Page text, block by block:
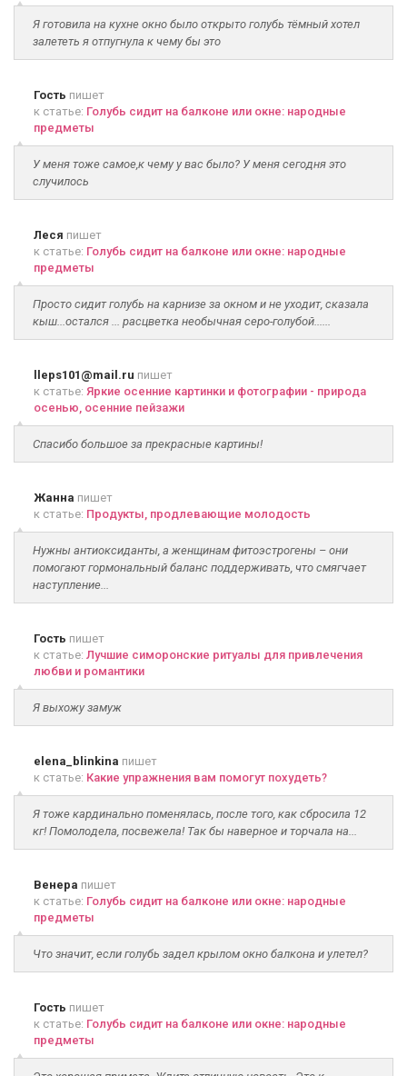
Я готовила на кухне окно было открыто голубь тёмный хотел
залететь я отпугнула к чему бы это
Гость пишет
к статье: Голубь сидит на балконе или окне: народные
предметы
У меня тоже самое,к чему у вас было? У меня сегодня это
случилось
Леся пишет
к статье: Голубь сидит на балконе или окне: народные
предметы
Просто сидит голубь на карнизе за окном и не уходит, сказала
кыш...остался ... расцветка необычная серо-голубой......
lleps101@mail.ru пишет
к статье: Яркие осенние картинки и фотографии - природа
осенью, осенние пейзажи
Спасибо большое за прекрасные картины!
Жанна пишет
к статье: Продукты, продлевающие молодость
Нужны антиоксиданты, а женщинам фитоэстрогены – они
помогают гормональный баланс поддерживать, что смягчает
наступление...
Гость пишет
к статье: Лучшие симоронские ритуалы для привлечения
любви и романтики
Я выхожу замуж
elena_blinkina пишет
к статье: Какие упражнения вам помогут похудеть?
Я тоже кардинально поменялась, после того, как сбросила 12
кг! Помолодела, посвежела! Так бы наверное и торчала на...
Венера пишет
к статье: Голубь сидит на балконе или окне: народные
предметы
Что значит, если голубь задел крылом окно балкона и улетел?
Гость пишет
к статье: Голубь сидит на балконе или окне: народные
предметы